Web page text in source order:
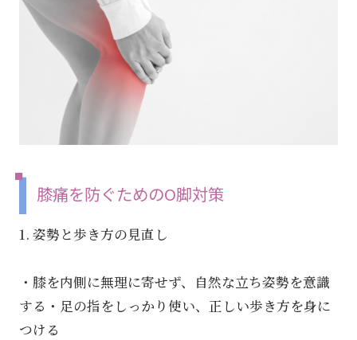
膝痛を防ぐためのO脚対策
1. 姿勢と歩き方の見直し
・膝を内側に無理に寄せず、自然な立ち姿勢を意識
する・足の指をしっかり使い、正しい歩き方を身に
つける